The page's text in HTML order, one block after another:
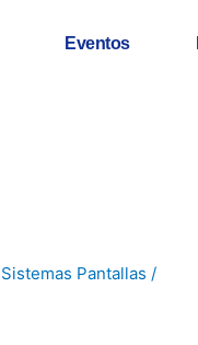
Eventos
Sistemas Pantallas /